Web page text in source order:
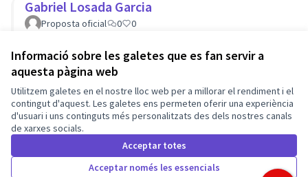
Informació sobre les galetes que es fan servir a
aquesta pàgina web
Utilitzem galetes en el nostre lloc web per a millorar el rendiment i el
contingut d'aquest. Les galetes ens permeten oferir una experiència
d'usuari i uns continguts més personalitzats des dels nostres canals
de xarxes socials.
Acceptar totes
Acceptar només les essencials
Gabriel Losada Garcia
Proposta oficial 0 0
Termes i condicions d'ús
Configuració de les galetes
Barcelona En Comú a X
(Enllaç extern)
Barcelona En Comú a Facebook
(Enllaç extern)
Barcelona En Comú a Instagram
(Enllaç extern)
Barcelona En Comú a YouTube
(Enllaç extern)
Català
Triar la llenguaElegir el idioma